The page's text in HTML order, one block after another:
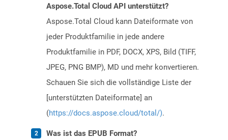
Aspose.Total Cloud API unterstützt?
Aspose.Total Cloud kann Dateiformate von
jeder Produktfamilie in jede andere
Produktfamilie in PDF, DOCX, XPS, Bild (TIFF,
JPEG, PNG BMP), MD und mehr konvertieren.
Schauen Sie sich die vollständige Liste der
[unterstützten Dateiformate] an
(https://docs.aspose.cloud/total/).
Was ist das EPUB Format?